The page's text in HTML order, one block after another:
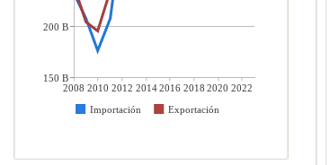
2008 2010 2012 20142016 2018 2020 2022
Importación
Exportación
200 B
150 B